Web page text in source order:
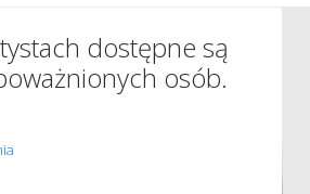
dostępne są
osób.